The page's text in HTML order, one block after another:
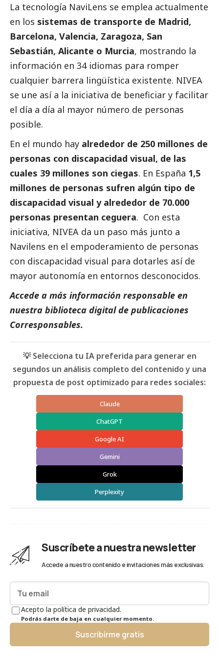
La tecnología NaviLens se emplea actualmente
en los sistemas de transporte de Madrid,
Barcelona, Valencia, Zaragoza, San
Sebastián, Alicante o Murcia, mostrando la
información en 34 idiomas para romper
cualquier barrera lingüística existente. NIVEA
se une así a la iniciativa de beneficiar y facilitar
el día a día al mayor número de personas
posible.
En el mundo hay alrededor de 250 millones de
personas con discapacidad visual, de las
cuales 39 millones son ciegas. En España 1,5
millones de personas sufren algún tipo de
discapacidad visual y alrededor de 70.000
personas presentan ceguera. Con esta
iniciativa, NIVEA da un paso más junto a
Navilens en el empoderamiento de personas
con discapacidad visual para dotarles así de
mayor autonomía en entornos desconocidos.
Accede a más información responsable en
nuestra biblioteca digital de publicaciones
Corresponsables.
💡 Selecciona tu IA preferida para generar en
segundos un análisis completo del contenido y una
propuesta de post optimizado para redes sociales:
Claude
ChatGPT
Google AI
Gemini
Grok
Perplexity
Suscríbete a nuestra newsletter
Accede a nuestro contenido e invitaciones más exclusivas.
Acepto la política de privacidad.
Podrás darte de baja en cualquier momento.
Suscribirme gratis